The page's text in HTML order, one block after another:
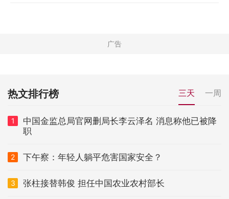
热文排行榜 三天 一周
1
中国金监总局官网删局长李云泽名 消息称他已被降
职
2 下午察：年轻人躺平危害国家安全？
3 张柱接替韩俊 担任中国农业农村部长